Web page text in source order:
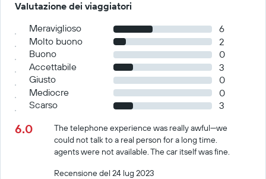
Valutazione dei viaggiatori
Meraviglioso
6
Molto buono
2
Buono
0
Accettabile
3
Giusto
0
Mediocre
0
Scarso
3
6.0
The telephone experience was really awful---we
could not talk to a real person for a long time.
agents were not available. The car itself was fine.
Recensione del 24 lug 2023